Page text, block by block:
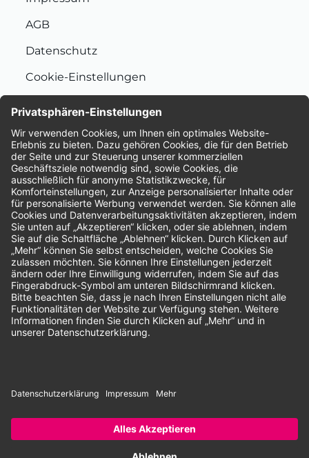
AGB
Datenschutz
Cookie-Einstellungen
Bewertungen
Unsere Zahlungsarten:
Rechnung SEPA-Lastschrift Vorkasse